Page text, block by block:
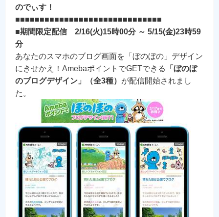
のでぃす！
■■■■■■■■■■■■■■■■■■■■■■■■■■■■■■
■期間限定配信 2/16(火)15時00分 ～ 5/15(金)23時59
分
あなたのスマホのブログ画面を「ぼのぼの」デザイン
にきせかえ！AmebaポイントでGETできる
「ぼのぼ
のブログデザイン」（全3種） が配信開始されまし
た。